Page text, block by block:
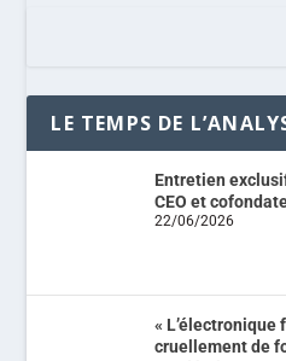
LE TEMPS DE
Entretien
CEO et
22/06/2026
« L’électronique
cruellement de